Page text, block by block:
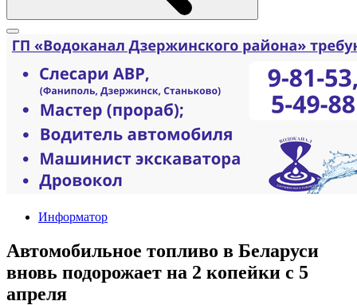
Информатор
Автомобильное топливо в Беларуси
вновь подорожает на 2 копейки с 5
апреля